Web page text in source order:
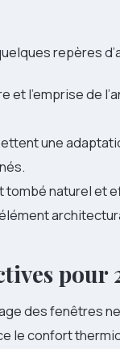
repères
et l’emprise de
une
naturel et
pour
des fenêtres
le confort